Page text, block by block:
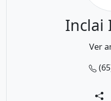
Inclai
Ver